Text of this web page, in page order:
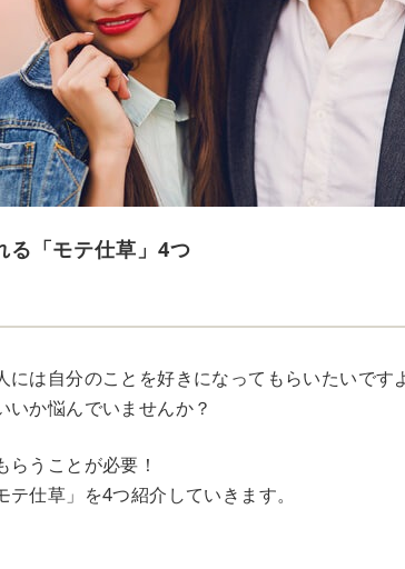
「モテ仕草」4つ
には自分のことを好きになってもらいたいです
いか悩んでいませんか？
うことが必要！
仕草」を4つ紹介していきます。